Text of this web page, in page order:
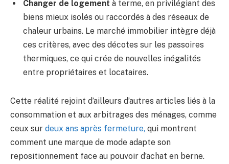
Changer de logement à terme, en privilégiant des
biens mieux isolés ou raccordés à des réseaux de
chaleur urbains. Le marché immobilier intègre déjà
ces critères, avec des décotes sur les passoires
thermiques, ce qui crée de nouvelles inégalités
entre propriétaires et locataires.
Cette réalité rejoint d’ailleurs d’autres articles liés à la
consommation et aux arbitrages des ménages, comme
ceux sur deux ans après fermeture, qui montrent
comment une marque de mode adapte son
repositionnement face au pouvoir d’achat en berne.